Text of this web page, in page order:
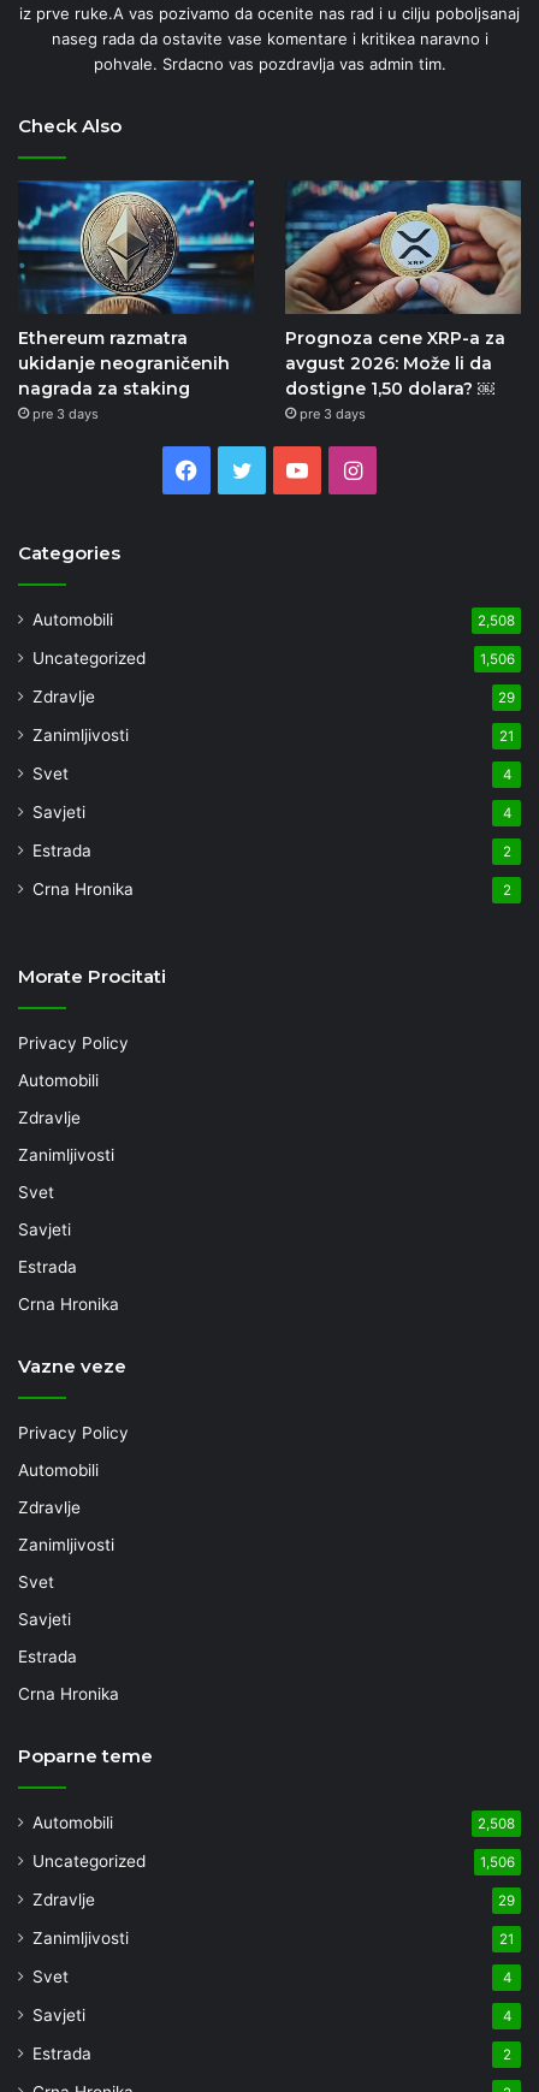
iz prve ruke.A vas pozivamo da ocenite nas rad i u cilju poboljsanaj
naseg rada da ostavite vase komentare i kritikea naravno i
pohvale. Srdacno vas pozdravlja vas admin tim.
Check Also
Ethereum razmatra
ukidanje neograničenih
nagrada za staking
pre 3 days
Prognoza cene XRP-a za
avgust 2026: Može li da
dostigne 1,50 dolara? ￼
pre 3 days
Facebook
TwitterYouTubeInstagram
Categories
Automobili 2,508
Uncategorized 1,506
Zdravlje 29
Zanimljivosti 21
Svet 4
Savjeti 4
Estrada 2
Crna Hronika 2
Morate Procitati
Privacy Policy
Automobili
Zdravlje
Zanimljivosti
Svet
Savjeti
Estrada
Crna Hronika
Vazne veze
Privacy Policy
Automobili
Zdravlje
Zanimljivosti
Svet
Savjeti
Estrada
Crna Hronika
Poparne teme
Automobili 2,508
Uncategorized 1,506
Zdravlje 29
Zanimljivosti 21
Svet 4
Savjeti 4
Estrada 2